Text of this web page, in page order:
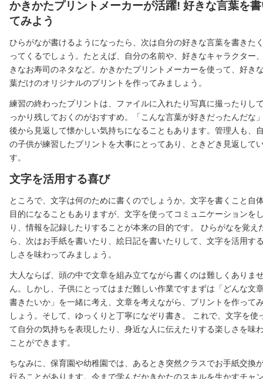
かきかたプリントメーカーが活躍! 好きな言葉を
てみよう
ひらがなが書けるようになったら、次は自分の好きな言葉を書きた
ってくるでしょう。たとえば、自分の名前や、好きなキャラクター
きなお寿司のネタなど。かきかたプリントメーカーを使って、好き
葉だけのオリジナルのプリントを作ってみましょう。
練習の終わったプリントは、ファイルに入れたり写真に撮ったりし
っかり残しておくのがおすすめ。「こんな言葉が好きだったんだな
後から見返して懐かしい気持ちになることもあります。管理人も、
の子供が練習したプリントを大事にとってあり、ときどき見返して
す。
文字を活用する喜び
ところで、文字は何のために書くのでしょうか。文字を書くこと自
目的になることもありますが、文字を使ってコミュニケーションを
り、情報を記録したりすることが本来の目的です。 ひらがなを覚え
ら、次はお手紙を書いたり、絵日記を書いたりして、文字を活用す
しさを味わってみましょう。
大人ならば、頭の中で文章を組み立てながら書くのは難しくありま
ん。しかし、子供にとってはまだ難しい作業ですまずは「どんな文
書きたいか」を一緒に考え、文章を考えながら、プリントを作って
しょう。そして、ゆっくりと丁寧になぞり書き。 これで、文字を使
て自分の気持ちを表現したり、身近な人に伝えたりする楽しさを味
ことができます。
ちなみに、保育園や幼稚園では、あるとき突然クラスでお手紙交換
行ることがあります。今まで学んだかきかたのスキルを生かすチャ